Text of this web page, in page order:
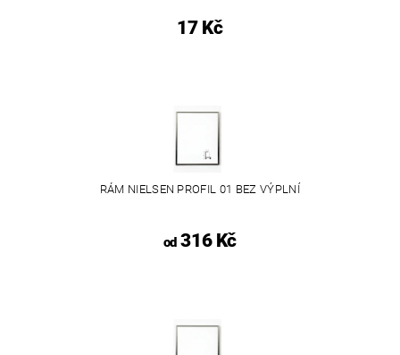
17 Kč
RÁM NIELSEN PROFIL 01 BEZ VÝPLNÍ
od316 Kč